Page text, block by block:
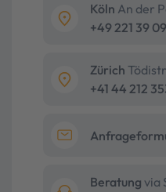
Köln An der
+49 221 39
Zürich
+41 44 212
Beratung via